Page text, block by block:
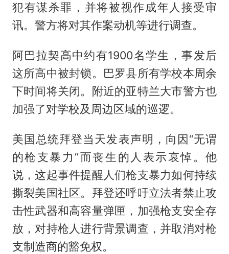
犯有谋杀罪，并将被视作成年人接受审
讯。警方将对其作案动机等进行调查。
阿巴拉契高中约有1900名学生，事发后
这所高中被封锁。巴罗县所有学校本周余
下时间将关闭。附近的亚特兰大市警方也
加强了对学校及周边区域的巡逻。
美国总统拜登当天发表声明，向因“无谓
的枪支暴力”而丧生的人表示哀悼。他
说，这起事件提醒人们枪支暴力如何持续
撕裂美国社区。拜登还呼吁立法者禁止攻
击性武器和高容量弹匣，加强枪支安全存
放，对持枪人进行背景调查，并取消对枪
支制造商的豁免权。